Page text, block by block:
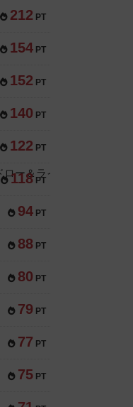
212 PT
154 PT
152 PT
140 PT
122 PT
118 PT
94 PT
88 PT
80 PT
79 PT
77 PT
75 PT